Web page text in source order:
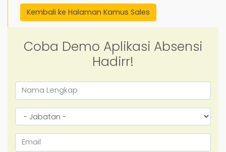
Kembali ke Halaman Kamus Sales